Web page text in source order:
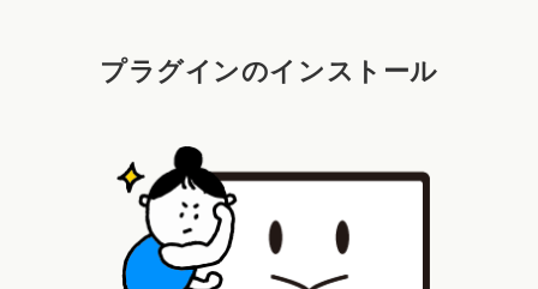
プラグインのインストール